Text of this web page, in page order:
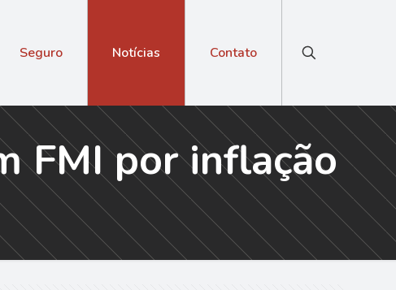
Seguro Notícias Contato
FMI por inflação